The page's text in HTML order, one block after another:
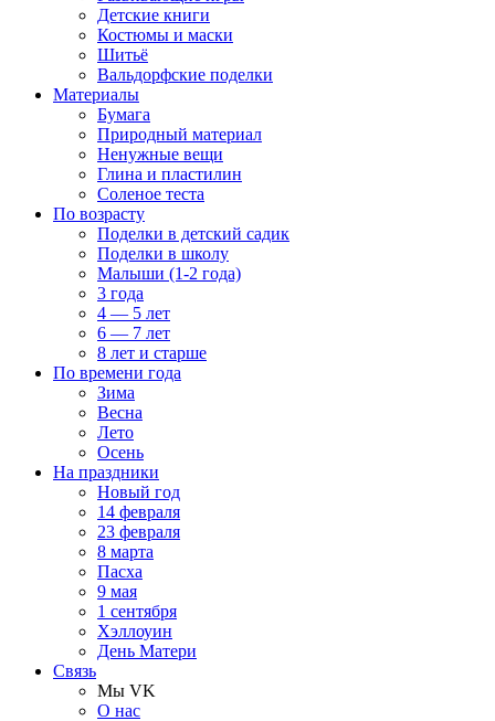
Детские книги
Костюмы и маски
Шитьё
Вальдорфские поделки
Материалы
Бумага
Природный материал
Ненужные вещи
Глина и пластилин
Соленое теста
По возрасту
Поделки в детский садик
Поделки в школу
Малыши (1-2 года)
3 года
4 — 5 лет
6 — 7 лет
8 лет и старше
По времени года
Зима
Весна
Лето
Осень
На праздники
Новый год
14 февраля
23 февраля
8 марта
Пасха
9 мая
1 сентября
Хэллоуин
День Матери
Связь
Мы VK
О нас